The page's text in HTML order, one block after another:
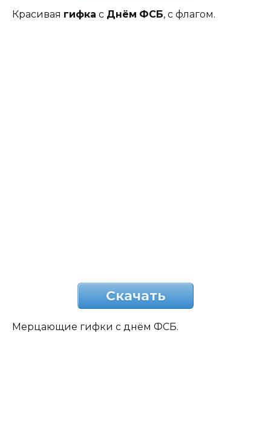
Красивая гифка с Днём ФСБ, с флагом.
Скачать
Мерцающие гифки с днём ФСБ.